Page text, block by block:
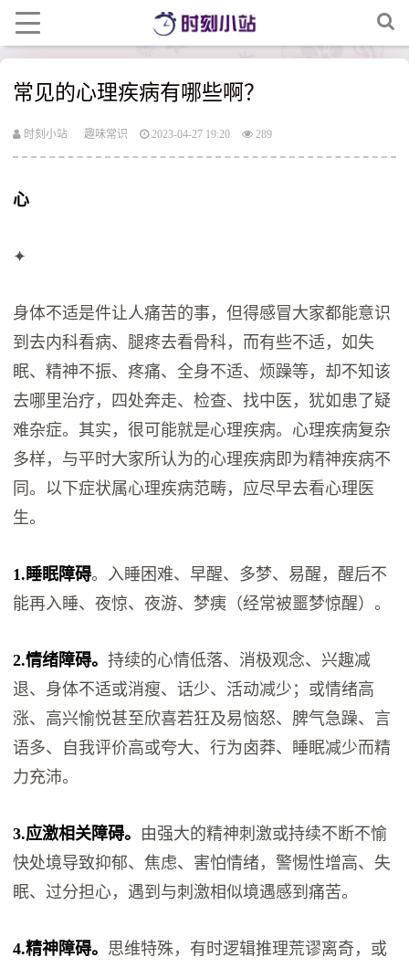
常见的心理疾病有哪些啊？
时刻小站 趣味常识 2023-04-27 19:20 289
心
✦
身体不适是件让人痛苦的事，但得感冒大家都能意识
到去内科看病、腿疼去看骨科，而有些不适，如失
眠、精神不振、疼痛、全身不适、烦躁等，却不知该
去哪里治疗，四处奔走、检查、找中医，犹如患了疑
难杂症。其实，很可能就是心理疾病。心理疾病复杂
多样，与平时大家所认为的心理疾病即为精神疾病不
同。以下症状属心理疾病范畴，应尽早去看心理医
生。
1.睡眠障碍。入睡困难、早醒、多梦、易醒，醒后不
能再入睡、夜惊、夜游、梦痍（经常被噩梦惊醒）。
2.情绪障碍。持续的心情低落、消极观念、兴趣减
退、身体不适或消瘦、话少、活动减少；或情绪高
涨、高兴愉悦甚至欣喜若狂及易恼怒、脾气急躁、言
语多、自我评价高或夸大、行为卤莽、睡眠减少而精
力充沛。
3.应激相关障碍。 由强大的精神刺激或持续不断不愉
快处境导致抑郁、焦虑、害怕情绪，警惕性增高、失
眠、过分担心，遇到与刺激相似境遇感到痛苦。
4.精神障碍。 思维特殊，有时逻辑推理荒谬离奇，或